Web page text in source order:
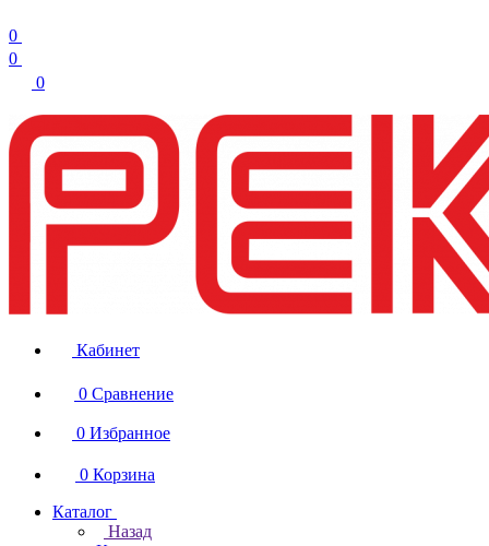
0
0
0
Кабинет
0 Сравнение
0 Избранное
0 Корзина
Каталог
Назад